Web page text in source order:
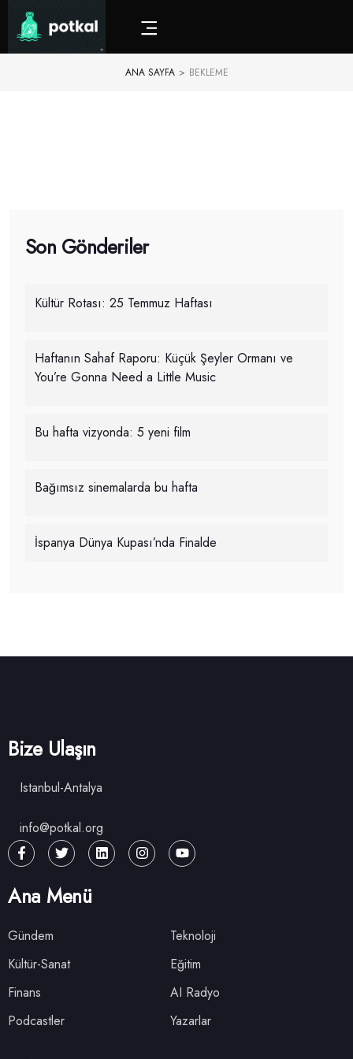
ANA SAYFA > BEKLEME
Son Gönderiler
Kültür Rotası: 25 Temmuz Haftası
Haftanın Sahaf Raporu: Küçük Şeyler Ormanı ve
You’re Gonna Need a Little Music
Bu hafta vizyonda: 5 yeni film
Bağımsız sinemalarda bu hafta
İspanya Dünya Kupası’nda Finalde
Bize Ulaşın
Istanbul-Antalya
info@potkal.org
Ana Menü
Gündem
Teknoloji
Kültür-Sanat
Eğitim
Finans
AI Radyo
Podcastler
Yazarlar